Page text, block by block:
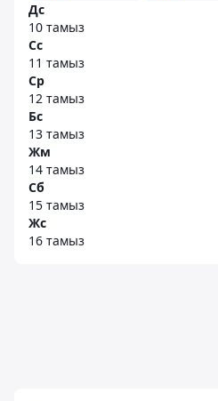
Дс
10 тамыз
Сс
11 тамыз
Ср
12 тамыз
Бс
13 тамыз
Жм
14 тамыз
Сб
15 тамыз
Жс
16 тамыз